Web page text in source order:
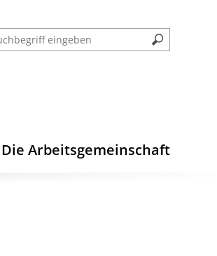
Die Arbeitsgemeinschaft